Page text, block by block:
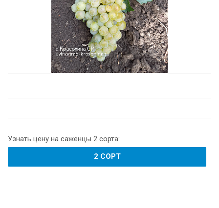
Узнать цену на саженцы 2 сорта:
2 СОРТ